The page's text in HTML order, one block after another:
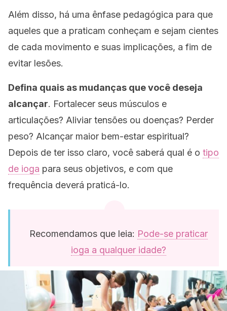
Além disso, há uma ênfase pedagógica para que
aqueles que a praticam conheçam e sejam cientes
de cada movimento e suas implicações, a fim de
evitar lesões.
Defina quais as mudanças que você deseja
alcançar. Fortalecer seus músculos e
articulações? Aliviar tensões ou doenças? Perder
peso? Alcançar maior bem-estar espiritual?
Depois de ter isso claro, você saberá qual é o tipo
de ioga para seus objetivos, e com que
frequência deverá praticá-lo.
Recomendamos que leia: Pode-se praticar
ioga a qualquer idade?